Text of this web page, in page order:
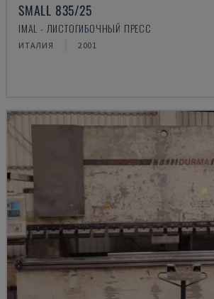
SMALL 835/25
IMAL - ЛИСТОГИБОЧНЫЙ ПРЕСС
ИТАЛИЯ 2001